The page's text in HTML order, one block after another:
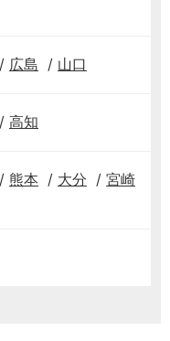
広島 山口
高知
熊本 大分
宮崎